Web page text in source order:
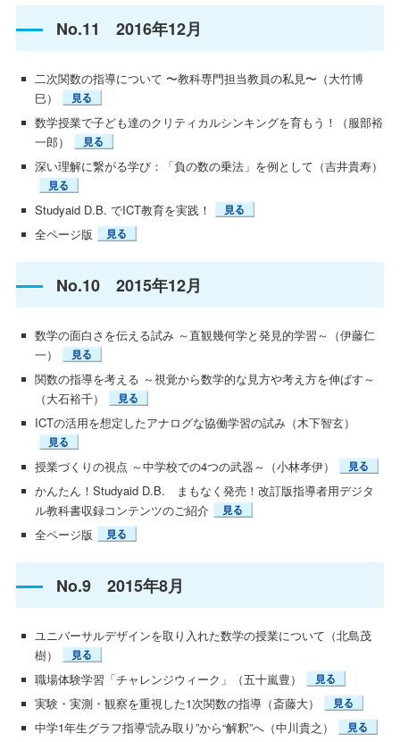
No.11 2016年12月
二次関数の指導について 〜教科専門担当教員の私見〜（大竹博
巳）
数学授業で子ども達のクリティカルシンキングを育もう！（服部裕
一郎）
深い理解に繋がる学び：「負の数の乗法」を例として（吉井貴寿）
Studyaid D.B. でICT教育を実践！
全ページ版
No.10 2015年12月
数学の面白さを伝える試み ～直観幾何学と発見的学習～（伊藤仁
一）
関数の指導を考える ～視覚から数学的な見方や考え方を伸ばす～
（大石裕千）
ICTの活用を想定したアナログな協働学習の試み（木下智玄）
授業づくりの視点 ～中学校での4つの武器～（小林孝伊）
かんたん！Studyaid D.B. まもなく発売！改訂版指導者用デジタ
ル教科書収録コンテンツのご紹介
全ページ版
No.9 2015年8月
ユニバーサルデザインを取り入れた数学の授業について（北島茂
樹）
職場体験学習「チャレンジウィーク」（五十嵐豊）
実験・実測・観察を重視した1次関数の指導（斎藤大）
中学1年生グラフ指導“読み取り”から“解釈”へ（中川貴之）